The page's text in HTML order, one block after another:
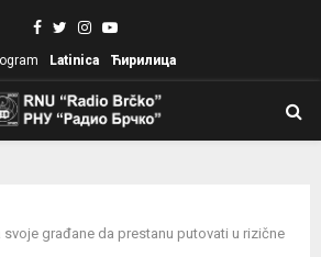
Facebook
TwitterInstagram
Youtube
Latinica Ћирилица
građane da prestanu putovati u rizične